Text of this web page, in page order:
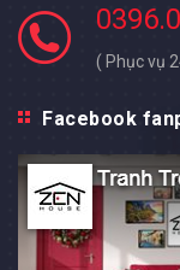
( Phục vụ
Facebook